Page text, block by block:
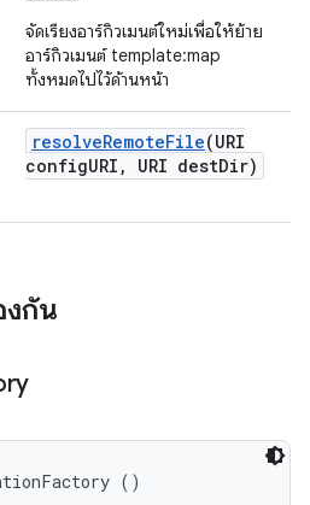
จัดเรียงอาร์กิวเมนต์ใหม่เพื่อให้ย้าย
อาร์กิวเมนต์ template:map
ทั้งหมดไปไว้ด้านหน้า
resolveRemoteFile(URI
configURI , URI destDir)
งกัน
()